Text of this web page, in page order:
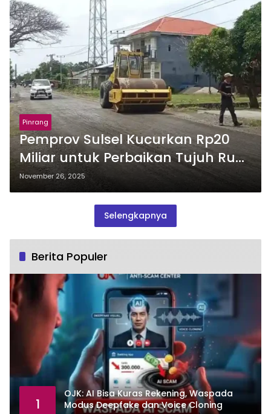
Pinrang
Pemprov Sulsel Kucurkan Rp20
Miliar untuk Perbaikan Tujuh Ruas
Jalan Rusak Berat di Pinrang
November 26, 2025
Selengkapnya
Berita Populer
1
OJK: AI Bisa Kuras Rekening, Waspada
Modus Deepfake dan Voice Cloning